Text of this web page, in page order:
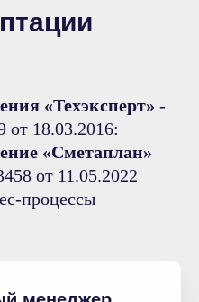
«Техэксперт» -
от 18.03.2016:
«Сметаплан»
от 11.05.2022
процессы